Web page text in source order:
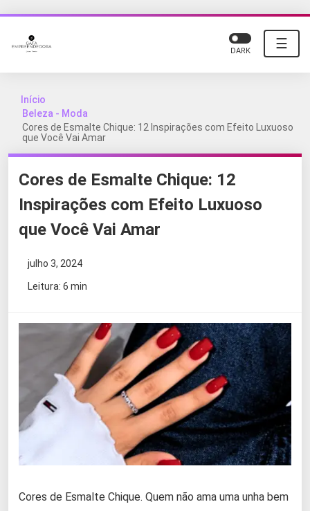
☰
DARK
Início
Beleza - Moda
Cores de Esmalte Chique: 12 Inspirações com Efeito Luxuoso
que Você Vai Amar
Cores de Esmalte Chique: 12
Inspirações com Efeito Luxuoso
que Você Vai Amar
julho 3, 2024
Leitura: 6 min
Cores de Esmalte Chique. Quem não ama uma unha bem